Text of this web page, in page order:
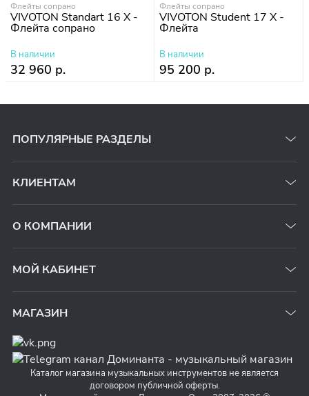
Флейты сопрано
VIVOTON Standart 16 X -
Флейта сопрано
В наличии
32 960 р.
Флейты сопрано
VIVOTON Student 17 Х -
Флейта
В наличии
95 200 р.
ПОПУЛЯРНЫЕ РАЗДЕЛЫ
КЛИЕНТАМ
О КОМПАНИИ
МОЙ КАБИНЕТ
МАГАЗИН
Каталог магазина музыкальных инструментов не является
договором публичной оферты.